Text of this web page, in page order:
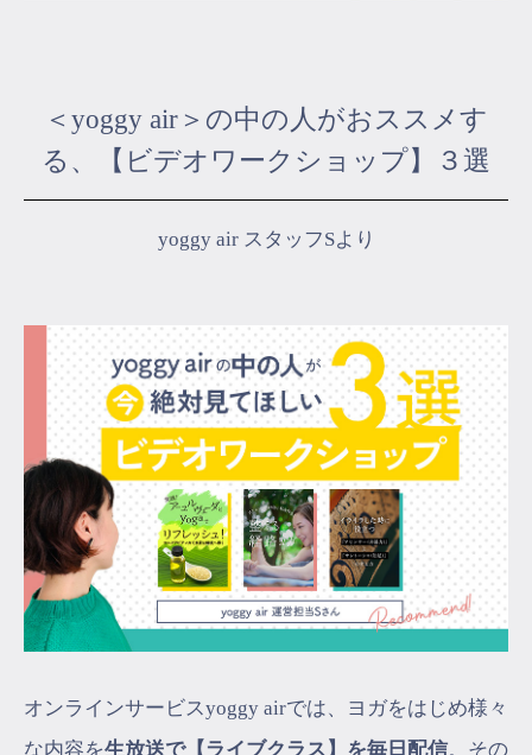
yoggy mommy
会員規約について
クラス参加にあたっての同意書
特定商取引にかかわる表示
プライバシーポリシー
＜yoggy air＞の中の人がおススメす
る、【ビデオワークショップ】３選
yoggy air スタッフSより
オンラインサービスyoggy airでは、ヨガをはじめ様々
な内容を生放送で【ライブクラス】を毎日配信。その